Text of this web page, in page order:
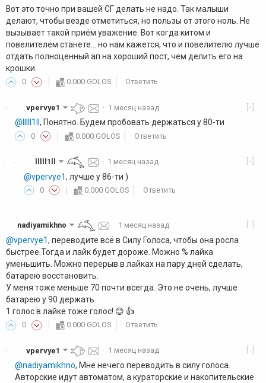
Вот это точно при вашей СГ делать не надо. Так малыши
делают, чтобы везде отметиться, но пользы от этого ноль. Не
вызывает такой приём уважение. Вот когда китом и
повелителем станете... но нам кажется, что и повелителю лучше
отдать полноценный ап на хороший пост, чем делить его на
крошки.
0 0.000 GOLOS Ответить
· [-]
vpervye1 · 1 месяц назад
@lllll1ll , Понятно. Будем пробовать держаться у 80-ти
0 0.000 GOLOS Ответить
·
· [-]
lllll1ll · 1 месяц назад
@vpervye1, лучше у 86-ти )
0 0.000 GOLOS Ответить
[-]
nadiyamikhno · 1 месяц назад
@vpervye1, переводите всё в Силу Голоса, чтобы она росла
быстрее.Тогда и лайк будет дороже. Можно % лайка
уменьшить. Можно перерыв в лайках на пару дней сделать,
батарею восстановить.
У меня тоже меньше 70 почти всегда. Это не очень, лучше
батарею у 90 держать.
1 голос в лайке тоже голос! 😊 👍️
0 0.000 GOLOS Ответить
· [-]
vpervye1 · 1 месяц назад
@nadiyamikhno, Мне нечего переводить в силу голоса.
Авторские идут автоматом, а кураторские и накопительские